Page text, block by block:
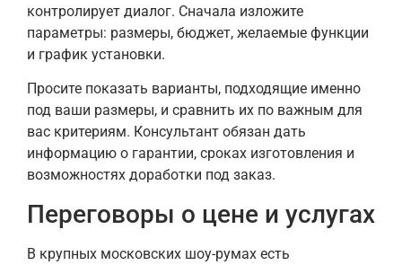
контролирует диалог. Сначала изложите
параметры: размеры, бюджет, желаемые функции
и график установки.
Просите показать варианты, подходящие именно
под ваши размеры, и сравнить их по важным для
вас критериям. Консультант обязан дать
информацию о гарантии, сроках изготовления и
возможностях доработки под заказ.
Переговоры о цене и услугах
В крупных московских шоу-румах есть